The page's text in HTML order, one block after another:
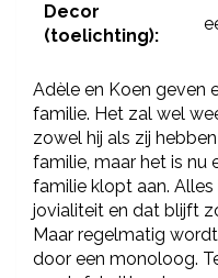
Decor
(toelichting):
Adèle en Koen geven
familie. Het zal wel
zowel hij als zij
familie, maar het is nu
familie klopt aan. Alles
jovialiteit en dat blijft
Maar regelmatig
door een monoloog.